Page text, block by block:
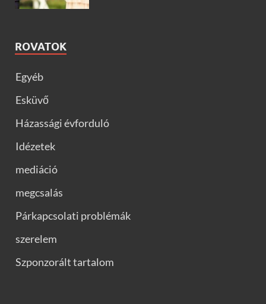
ROVATOK
Egyéb
Esküvő
Házassági évforduló
Idézetek
mediáció
megcsalás
Párkapcsolati problémák
szerelem
Szponzorált tartalom